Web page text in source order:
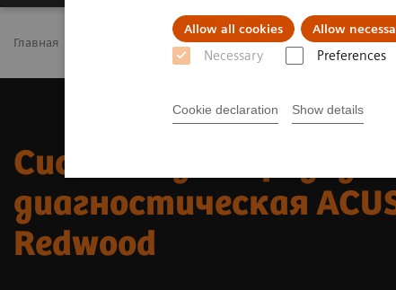
Allow all cookies Allow
Necessary Preferences
Cookie declaration Show details
Главная Медицинская визуализация Новая эра
Система
диагностическая
Redwood